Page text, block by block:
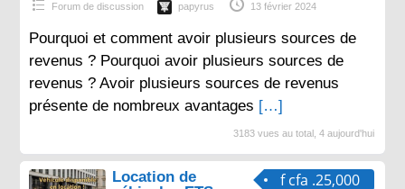
Forum de discussion papyrus 13 février 2024
Pourquoi et comment avoir plusieurs sources de
revenus ? Pourquoi avoir plusieurs sources de
revenus ? Avoir plusieurs sources de revenus
présente de nombreux avantages […]
3183 vues au total, 4 aujourd'hui
f cfa .25,000
Location de